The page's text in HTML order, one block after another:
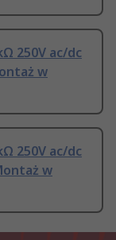
250V ac/dc
w
250V ac/dc
w